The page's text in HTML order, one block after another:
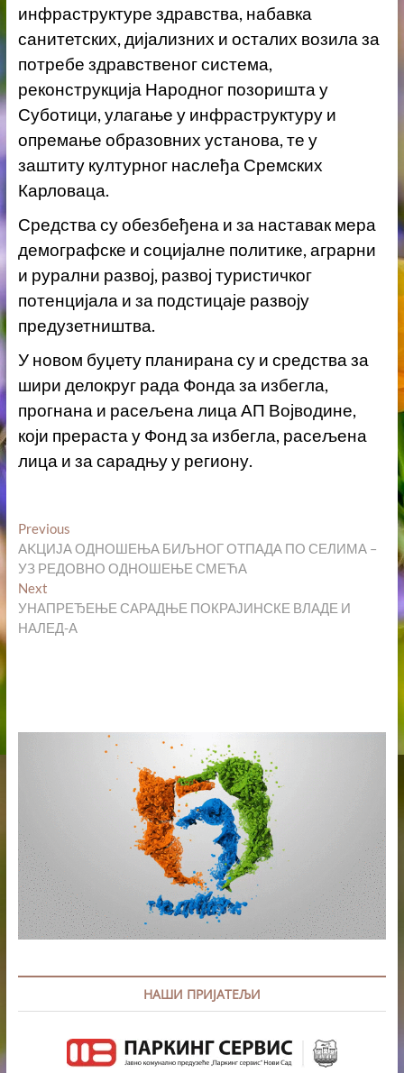
инфраструктуре здравства, набавка
санитетских, дијализних и осталих возила за
потребе здравственог система,
реконструкција Народног позоришта у
Суботици, улагање у инфраструктуру и
опремање образовних установа, те у
заштиту културног наслеђа Сремских
Карловаца.
Средства су обезбеђена и за наставак мера
демографске и социјалне политике, аграрни
и рурални развој, развој туристичког
потенцијала и за подстицаје развоју
предузетништва.
У новом буџету планирана су и средства за
шири делокруг рада Фонда за избегла,
прогнана и расељена лица АП Војводине,
који прераста у Фонд за избегла, расељена
лица и за сарадњу у региону.
Кретање
чланка
PreviousPrevious
post:
AKЦИЈА ОДНОШЕЊА БИЉНОГ ОТПАДА ПО СЕЛИМА –
УЗ РЕДОВНО ОДНОШЕЊЕ СМЕЋА
NextNext
post:
УНАПРЕЂЕЊЕ САРАДЊЕ ПОКРАЈИНСКЕ ВЛАДЕ И
НАЛЕД-А
НАШИ ПРИЈАТЕЉИ